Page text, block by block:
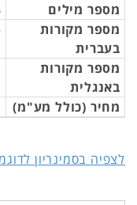
מספר מילים
מספר מקורות
בעברית
מספר מקורות
באנגלית
מחיר (כולל מע"מ)
לצפיה בסמינריון